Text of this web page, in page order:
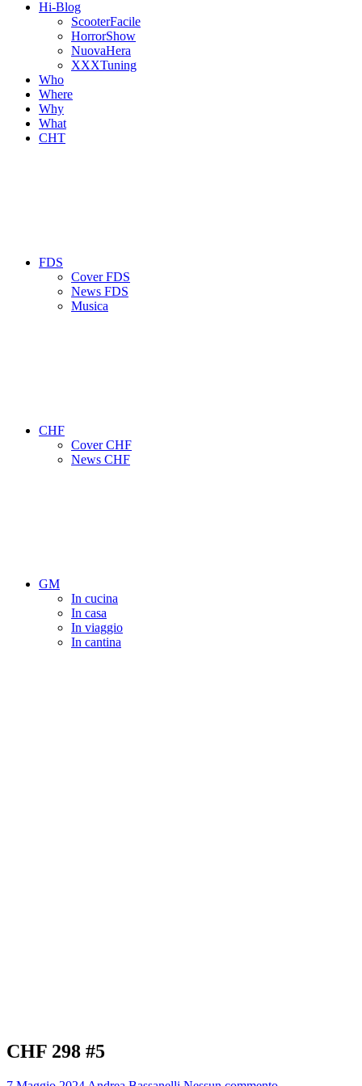
Hi-Blog
ScooterFacile
HorrorShow
NuovaHera
XXXTuning
Who
Where
Why
What
CHT
FDS
Cover FDS
News FDS
Musica
CHF
Cover CHF
News CHF
GM
In cucina
In casa
In viaggio
In cantina
CHF 298 #5